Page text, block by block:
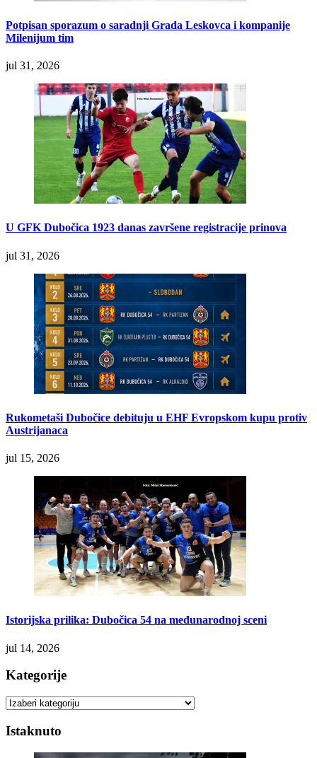
Potpisan sporazum o saradnji Grada Leskovca i kompanije
Milenijum tim
jul 31, 2026
U GFK Dubočica 1923 danas završene registracije prinova
jul 31, 2026
Rukometaši Dubočice debituju u EHF Evropskom kupu protiv
Austrijanaca
jul 15, 2026
Istorijska prilika: Dubočica 54 na međunarodnoj sceni
jul 14, 2026
Kategorije
Kategorije
Istaknuto